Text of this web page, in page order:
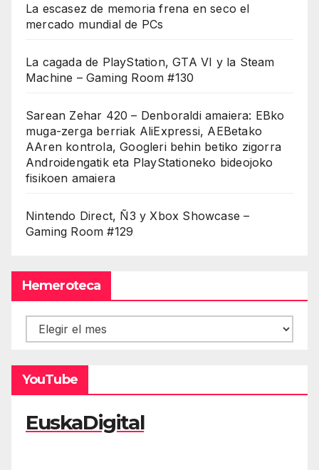
La escasez de memoria frena en seco el
mercado mundial de PCs
La cagada de PlayStation, GTA VI y la Steam
Machine – Gaming Room #130
Sarean Zehar 420 – Denboraldi amaiera: EBko
muga-zerga berriak AliExpressi, AEBetako
AAren kontrola, Googleri behin betiko zigorra
Androidengatik eta PlayStationeko bideojoko
fisikoen amaiera
Nintendo Direct, Ñ3 y Xbox Showcase –
Gaming Room #129
Hemeroteca
Hemeroteca
YouTube
EuskaDigital